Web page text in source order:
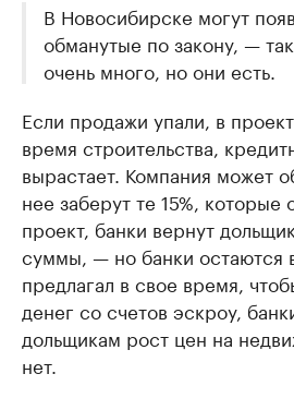
В Новосибирске могут
обманутые по закону, —
очень много, но они есть.
Если продажи упали, в
время строительства,
вырастает. Компания может
нее заберут те 15%, которые
проект, банки вернут
суммы, — но банки остаются
предлагал в свое время,
денег со счетов эскроу,
дольщикам рост цен на
нет.